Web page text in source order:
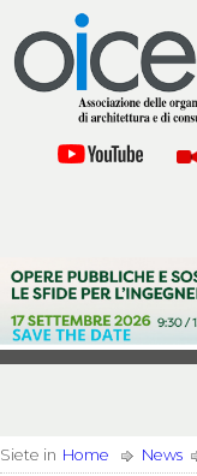
Siete in Home News